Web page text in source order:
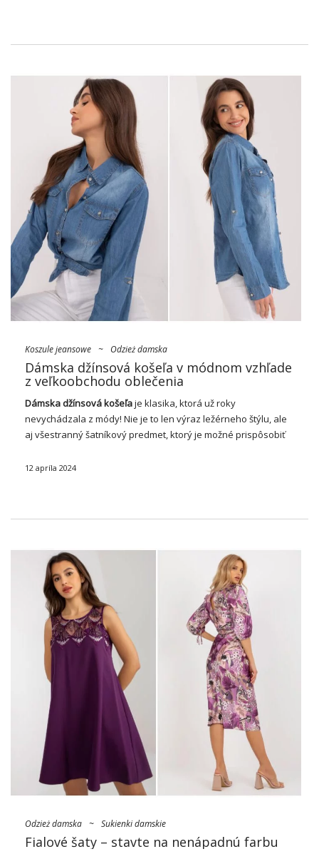
Koszule jeansowe ~ Odzież damska
Dámska džínsová košeľa v módnom vzhľade
z veľkoobchodu oblečenia
Dámska džínsová košeľaje klasika, ktorá už roky
nevychádzala z módy! Nie je to len výraz ležérneho štýlu, ale
aj všestranný šatníkový predmet, ktorý je možné prispôsobiť
pozrieme na rôzne varianty dámskych …
12 apríla 2024
Odzież damska ~ Sukienki damskie
Fialové šaty – stavte na nenápadnú farbu